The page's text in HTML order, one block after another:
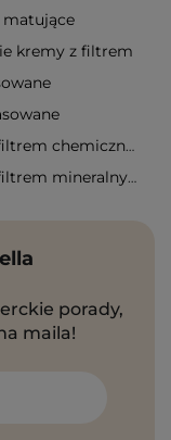
matujące
kremy z filtrem
Kremy z filtrem chemicznym
Kremy z filtrem mineralnym
porady,
maila!